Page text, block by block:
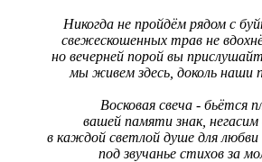
Никогда не пройдём рядом с
свежескошенных трав не
но вечерней порой вы
мы живем здесь, доколь наши
Восковая свеча - бьётся
вашей памяти знак,
в каждой светлой душе для
под звучанье стихов за